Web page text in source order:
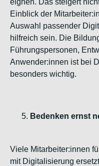
eignen. Das steigert
Einblick der
Auswahl passender
hilfreich sein. Die
Führungspersonen,
Anwender:innen ist bei
besonders wichtig.
Bedenken ernst
Viele Mitarbeiter:innen
mit Digitalisierung